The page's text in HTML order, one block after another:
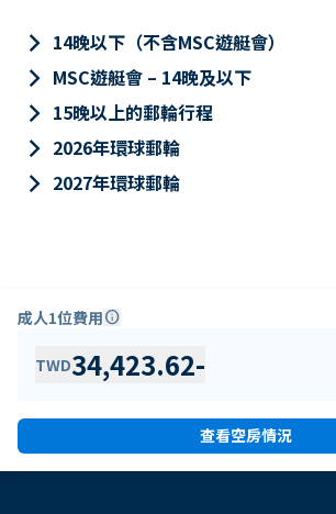
keyboard_arrow_right 14晚以下（不含MSC遊艇會）
keyboard_arrow_right MSC遊艇會 – 14晚及以下
keyboard_arrow_right 15晚以上的郵輪行程
keyboard_arrow_right 2026年環球郵輪
keyboard_arrow_right 2027年環球郵輪
成人1位費用info
TWD34,423.62-
查看空房情況